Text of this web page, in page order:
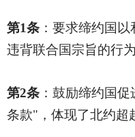
第1条：要求缔约国以
违背联合国宗旨的行为
第2条：鼓励缔约国促
条款"，体现了北约超